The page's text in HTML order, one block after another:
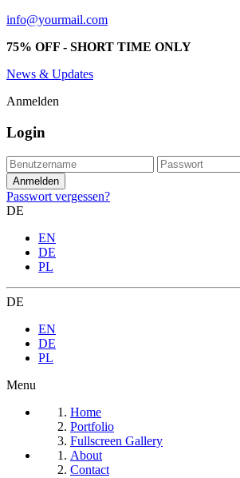
info@yourmail.com
75% OFF - SHORT TIME ONLY
News & Updates
Anmelden
Login
Passwort vergessen?
DE
EN
DE
PL
DE
EN
DE
PL
Menu
Home
Portfolio
Fullscreen Gallery
About
Contact